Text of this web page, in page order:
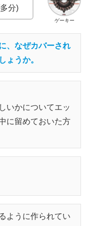
ゲーキー
分)
、なぜカバーされ
ょうか。
いかについてエッ
に留めておいた方
ように作られてい